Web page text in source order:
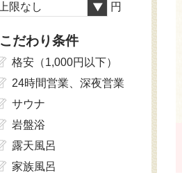
上限なし 円
こだわり条件
格安（1,000円以下）
24時間営業、深夜営業
サウナ
岩盤浴
露天風呂
家族風呂